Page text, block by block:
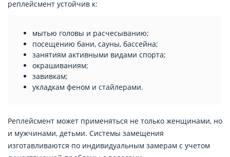
реплейсмент устойчив к:
мытью головы и расчесыванию;
посещению бани, сауны, бассейна;
занятиям активными видами спорта;
окрашиваниям;
завивкам;
укладкам феном и стайлерами.
Реплейсмент может применяться не только женщинами, но
и мужчинами, детьми. Системы замещения
изготавливаются по индивидуальным замерам с учетом